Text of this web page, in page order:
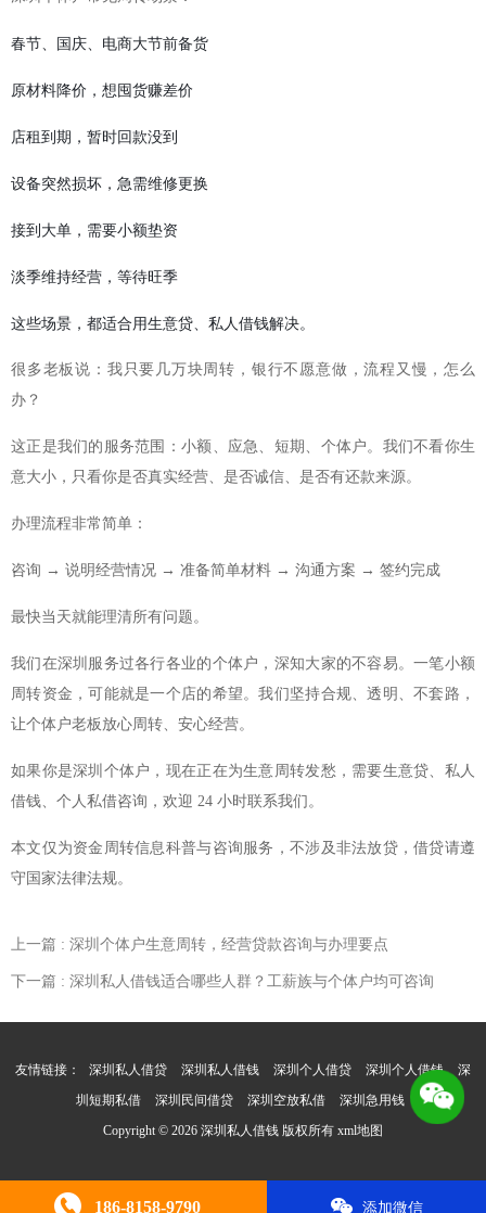
春节、国庆、电商大节前备货
原材料降价，想囤货赚差价
店租到期，暂时回款没到
设备突然损坏，急需维修更换
接到大单，需要小额垫资
淡季维持经营，等待旺季
这些场景，都适合用生意贷、私人借钱解决。
很多老板说：我只要几万块周转，银行不愿意做，流程又慢，怎么
办？
这正是我们的服务范围：小额、应急、短期、个体户。我们不看你生
意大小，只看你是否真实经营、是否诚信、是否有还款来源。
办理流程非常简单：
咨询 → 说明经营情况 → 准备简单材料 → 沟通方案 → 签约完成
最快当天就能理清所有问题。
我们在深圳服务过各行各业的个体户，深知大家的不容易。一笔小额
周转资金，可能就是一个店的希望。我们坚持合规、透明、不套路，
让个体户老板放心周转、安心经营。
如果你是深圳个体户，现在正在为生意周转发愁，需要生意贷、私人
借钱、个人私借咨询，欢迎 24 小时联系我们。
本文仅为资金周转信息科普与咨询服务，不涉及非法放贷，借贷请遵
守国家法律法规。
上一篇 : 深圳个体户生意周转，经营贷款咨询与办理要点
下一篇 : 深圳私人借钱适合哪些人群？工薪族与个体户均可咨询
友情链接： 深圳私人借贷 深圳私人借钱 深圳个人借贷 深圳个人借钱
深
圳短期私借
深圳民间借贷 深圳空放私借
深圳急用钱
Copyright © 2026 深圳私人借钱 版权所有 xml地图
186-8158-9790 添加微信